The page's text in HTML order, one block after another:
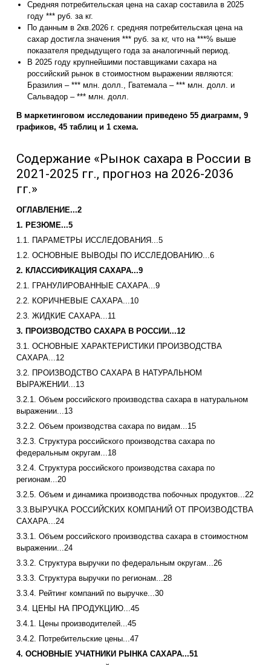
Средняя потребительская цена на сахар составила в 2025
году *** руб. за кг.
По данным в 2кв.2026 г. средняя потребительская цена на
сахар достигла значения *** руб. за кг, что на ***% выше
показателя предыдущего года за аналогичный период.
В 2025 году крупнейшими поставщиками сахара на
российский рынок в стоимостном выражении являются:
Бразилия – *** млн. долл., Гватемала – *** млн. долл. и
Сальвадор – *** млн. долл.
В маркетинговом исследовании приведено 55 диаграмм, 9
графиков, 45 таблиц и 1 схема.
Содержание «Рынок сахара в России в
2021-2025 гг., прогноз на 2026-2036
гг.»
ОГЛАВЛЕНИЕ...2
1. РЕЗЮМЕ...5
1.1. ПАРАМЕТРЫ ИССЛЕДОВАНИЯ...5
1.2. ОСНОВНЫЕ ВЫВОДЫ ПО ИССЛЕДОВАНИЮ...6
2. КЛАССИФИКАЦИЯ САХАРА...9
2.1. ГРАНУЛИРОВАННЫЕ САХАРА...9
2.2. КОРИЧНЕВЫЕ САХАРА...10
2.3. ЖИДКИЕ САХАРА...11
3. ПРОИЗВОДСТВО САХАРА В РОССИИ...12
3.1. ОСНОВНЫЕ ХАРАКТЕРИСТИКИ ПРОИЗВОДСТВА
САХАРА...12
3.2. ПРОИЗВОДСТВО САХАРА В НАТУРАЛЬНОМ
ВЫРАЖЕНИИ...13
3.2.1. Объем российского производства сахара в натуральном
выражении...13
3.2.2. Объем производства сахара по видам...15
3.2.3. Структура российского производства сахара по
федеральным округам...18
3.2.4. Структура российского производства сахара по
регионам...20
3.2.5. Объем и динамика производства побочных продуктов...22
3.3.ВЫРУЧКА РОССИЙСКИХ КОМПАНИЙ ОТ ПРОИЗВОДСТВА
САХАРА...24
3.3.1. Объем российского производства сахара в стоимостном
выражении...24
3.3.2. Структура выручки по федеральным округам...26
3.3.3. Структура выручки по регионам...28
3.3.4. Рейтинг компаний по выручке...30
3.4. ЦЕНЫ НА ПРОДУКЦИЮ...45
3.4.1. Цены производителей...45
3.4.2. Потребительские цены...47
4. ОСНОВНЫЕ УЧАТНИКИ РЫНКА САХАРА...51